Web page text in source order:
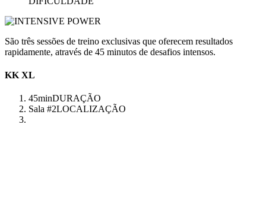
São três sessões de treino exclusivas que oferecem resultados
rapidamente, através de 45 minutos de desafios intensos.
KK XL
45minDURAÇÃO
Sala #2LOCALIZAÇÃO